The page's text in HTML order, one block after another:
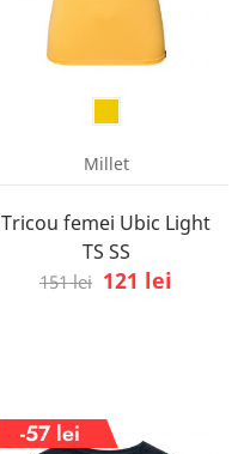
Millet
Tricou femei Ubic Light
TS SS
151 lei 121 lei
-57 lei